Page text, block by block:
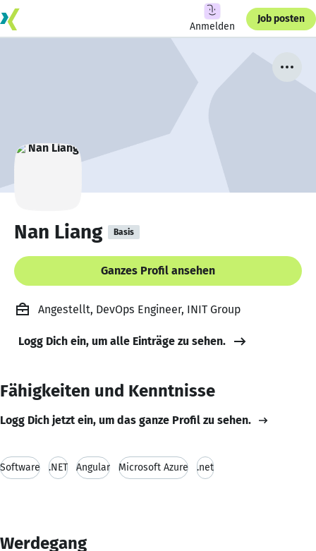
Anmelden
Job posten
Nan Liang Basis
Ganzes Profil ansehen
Angestellt, DevOps Engineer, INIT Group
Logg Dich ein, um alle Einträge zu sehen.
Fähigkeiten und Kenntnisse
Logg Dich jetzt ein, um das ganze Profil zu sehen.
Software .NET Angular Microsoft Azure .net
Werdegang